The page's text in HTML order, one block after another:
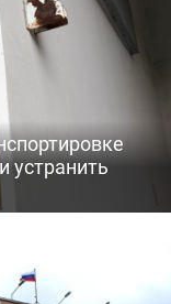
устранить